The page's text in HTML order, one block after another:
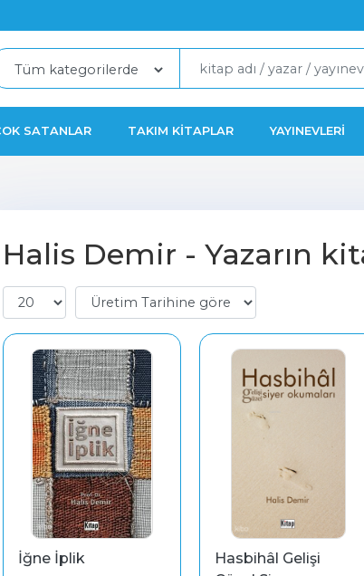
SATANLAR TAKIM KITAPLAR YAYINEVLERI
Halis Demir - Yazarın
İğne İplik
Hasbihâl Gelişi